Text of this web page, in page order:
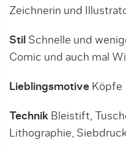
Zeichnerin und
Stil Schnelle und
Comic und auch mal
Lieblingsmotive Köpfe
Technik Bleistift,
Lithographie,